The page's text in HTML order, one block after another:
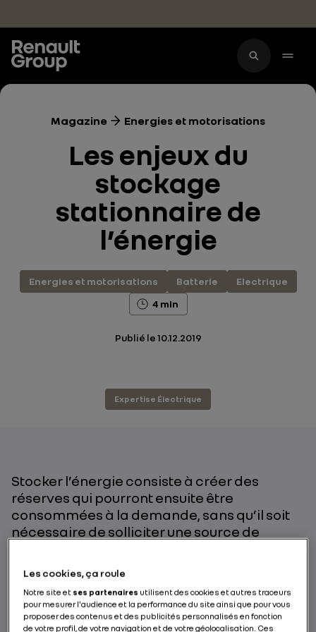
Magazine Energies et motorisations
Les enjeux du
stockage
stationnaire de
l’énergie
Energies et motorisations Batterie
Electrique
4 min
Publié le10.12.2019
Expertise Électrique
Stocker l’énergie consiste à créer des
réserves qui pourront ensuite être
consommées à la demande, sans qu’il soit
nécessaire de solliciter une source de
réchauffement climatique incite à
augmenter le recours aux sources
d’énergies renouvelables, le stockage de
l’électricité se révèle l’un des enjeux majeurs
Les cookies, ça roule
Notre site et ses partenaires utilisent des cookies et autres traceurs
pour mesurer l'audience et la performance du site ainsi que pour vous
proposer des contenus et des publicités personnalisés en fonction
de votre profil, de votre navigation et de votre géolocalisation. Ces